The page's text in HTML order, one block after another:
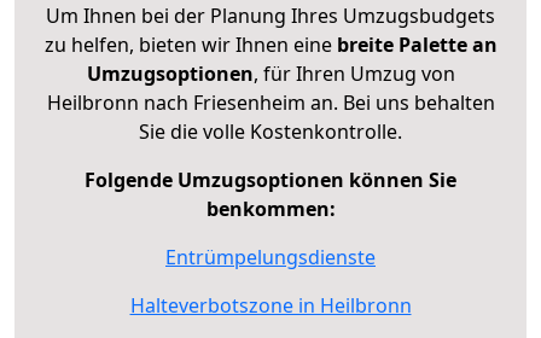
Um Ihnen bei der Planung Ihres Umzugsbudgets
zu helfen, bieten wir Ihnen eine breite Palette an
Umzugsoptionen, für Ihren Umzug von
Heilbronn nach Friesenheim an. Bei uns behalten
Sie die volle Kostenkontrolle.
Folgende Umzugsoptionen können Sie
benkommen:
Entrümpelungsdienste
Halteverbotszone in Heilbronn